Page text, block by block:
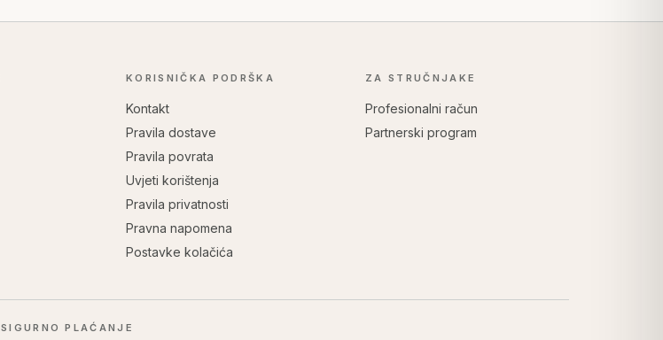
KORISNIČKA PODRŠKA
Kontakt
Pravila dostave
Pravila povrata
Uvjeti korištenja
Pravila privatnosti
Pravna napomena
Postavke kolačića
ZA STRUČNJAKE
Profesionalni račun
Partnerski program
SIGURNO PLAĆANJE